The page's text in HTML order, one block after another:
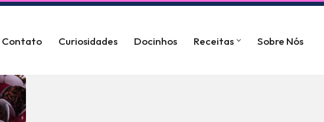
Contato Curiosidades Docinhos Receitas Sobre Nós